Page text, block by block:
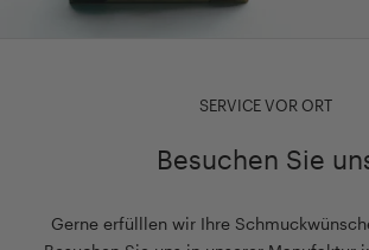
SERVICE VOR ORT
Besuchen Sie
Gerne erfülllen wir Ihre